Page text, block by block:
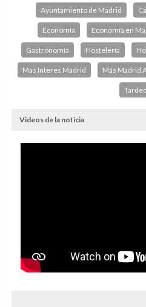
Ayuntamiento de Madrid
Economía Economía en
Gastronomía Hostelería
Mas Interes Madrid Más Madrid
Videos de la noticia